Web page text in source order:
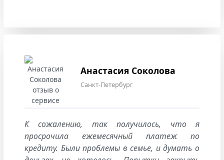
Анастасия Соколова
Санкт-Петербург
К сожалению, так получилось, что я
просрочила ежемесячный платеж по
кредиту. Были проблемы в семье, и думать о